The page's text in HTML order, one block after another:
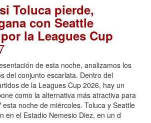
Toluca pierde,
con Seattle
la Leagues Cup
de esta noche, analizamos los
del conjunto escarlata. Dentro del
de la Leagues Cup 2026, hay un
como la alternativa más atractiva para
noche de miércoles. Toluca y Seattle
en el Estadio Nemesio Diez, en un d